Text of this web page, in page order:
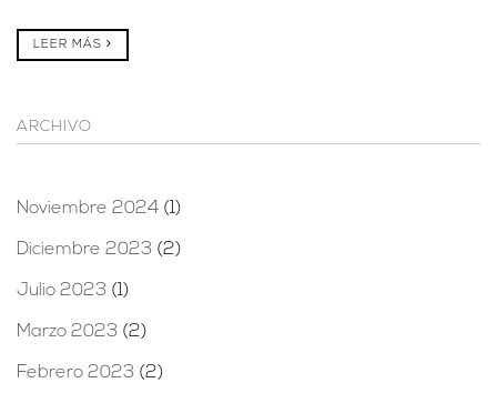
LEER MÁS
ARCHIVO
Noviembre 2024 (1)
Diciembre 2023 (2)
Julio 2023 (1)
Marzo 2023 (2)
Febrero 2023 (2)